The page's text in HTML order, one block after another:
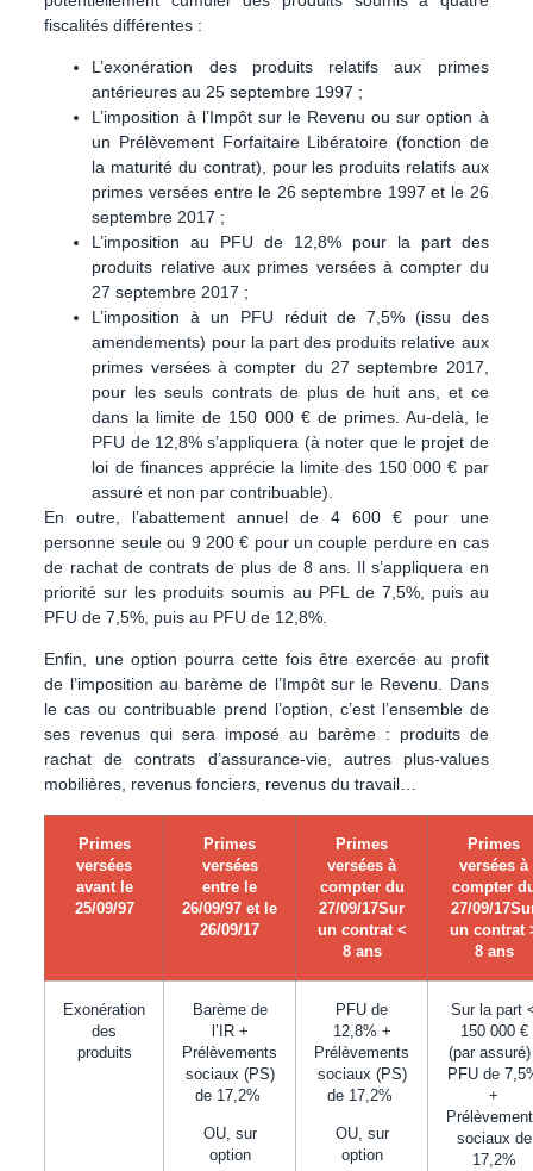
fiscalités différentes :
L’exonération des produits relatifs aux primes
antérieures au 25 septembre 1997 ;
L’imposition à l’Impôt sur le Revenu ou sur option à
un Prélèvement Forfaitaire Libératoire (fonction de
la maturité du contrat), pour les produits relatifs aux
primes versées entre le 26 septembre 1997 et le 26
septembre 2017 ;
L’imposition au PFU de 12,8% pour la part des
produits relative aux primes versées à compter du
27 septembre 2017 ;
L’imposition à un PFU réduit de 7,5% (issu des
amendements) pour la part des produits relative aux
primes versées à compter du 27 septembre 2017,
pour les seuls contrats de plus de huit ans, et ce
dans la limite de 150 000 € de primes. Au-delà, le
PFU de 12,8% s’appliquera (à noter que le projet de
loi de finances apprécie la limite des 150 000 € par
assuré et non par contribuable).
En outre, l’abattement annuel de 4 600 € pour une
personne seule ou 9 200 € pour un couple perdure en cas
de rachat de contrats de plus de 8 ans. Il s’appliquera en
priorité sur les produits soumis au PFL de 7,5%, puis au
PFU de 7,5%, puis au PFU de 12,8%.
Enfin, une option pourra cette fois être exercée au profit
de l’imposition au barème de l’Impôt sur le Revenu. Dans
le cas ou contribuable prend l’option, c’est l’ensemble de
ses revenus qui sera imposé au barème : produits de
rachat de contrats d’assurance-vie, autres plus-values
mobilières, revenus fonciers, revenus du travail…
Primes
versées
avant le
25/09/97
Primes
versées
entre le
26/09/97 et le
26/09/17
Primes
versées à
compter du
27/09/17Sur
un contrat <
8 ans
Primes
versées à
compter
27/09/
un contrat
8 ans
Exonération
des
produits
Barème de
l’IR +
Prélèvements
sociaux (PS)
de 17,2%
OU, sur
option
PFU de
12,8% +
Prélèvements
sociaux (PS)
de 17,2%
OU, sur
option
Sur la part
150 000 €
(par
PFU de
+
sociaux de
17,2%